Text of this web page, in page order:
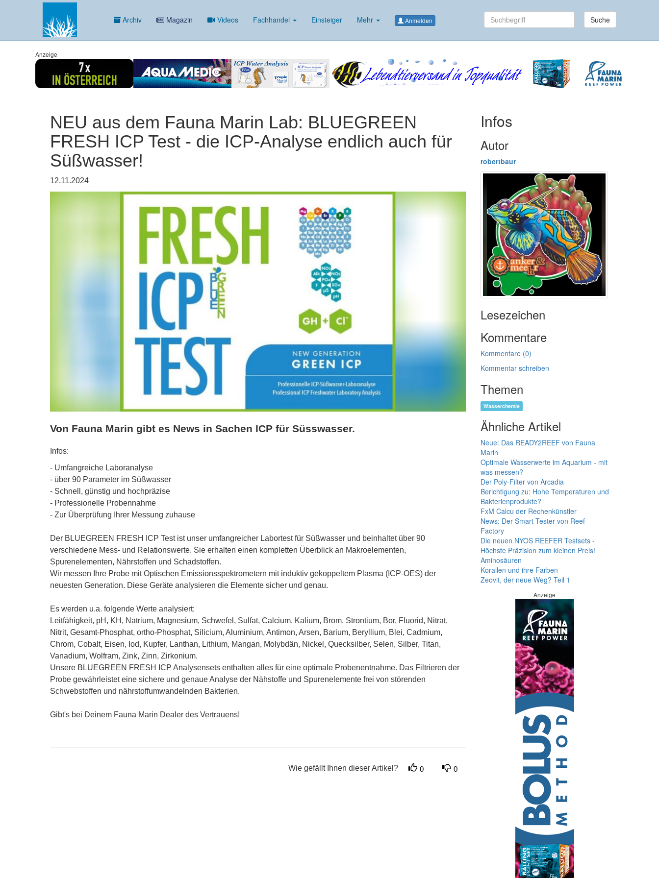
Archiv Magazin Videos Fachhandel Einsteiger Mehr Anmelden Suche
Anzeige
NEU aus dem Fauna Marin Lab: BLUEGREEN
FRESH ICP Test - die ICP-Analyse endlich auch für
Süßwasser!
12.11.2024
Von Fauna Marin gibt es News in Sachen ICP für Süsswasser.
Infos:
- Umfangreiche Laboranalyse
- über 90 Parameter im Süßwasser
- Schnell, günstig und hochpräzise
- Professionelle Probennahme
- Zur Überprüfung Ihrer Messung zuhause
Der BLUEGREEN FRESH ICP Test ist unser umfangreicher Labortest für Süßwasser und beinhaltet über 90
verschiedene Mess- und Relationswerte. Sie erhalten einen kompletten Überblick an Makroelementen,
Spurenelementen, Nährstoffen und Schadstoffen.
Wir messen Ihre Probe mit Optischen Emissionsspektrometern mit induktiv gekoppeltem Plasma (ICP-OES) der
neuesten Generation. Diese Geräte analysieren die Elemente sicher und genau.
Es werden u.a. folgende Werte analysiert:
Leitfähigkeit, pH, KH, Natrium, Magnesium, Schwefel, Sulfat, Calcium, Kalium, Brom, Strontium, Bor, Fluorid, Nitrat,
Nitrit, Gesamt-Phosphat, ortho-Phosphat, Silicium, Aluminium, Antimon, Arsen, Barium, Beryllium, Blei, Cadmium,
Chrom, Cobalt, Eisen, Iod, Kupfer, Lanthan, Lithium, Mangan, Molybdän, Nickel, Quecksilber, Selen, Silber, Titan,
Vanadium, Wolfram, Zink, Zinn, Zirkonium.
Unsere BLUEGREEN FRESH ICP Analysensets enthalten alles für eine optimale Probenentnahme. Das Filtrieren der
Probe gewährleistet eine sichere und genaue Analyse der Nähstoffe und Spurenelemente frei von störenden
Schwebstoffen und nährstoffumwandelnden Bakterien.
Gibt's bei Deinem Fauna Marin Dealer des Vertrauens!
Wie gefällt Ihnen dieser Artikel? 0 0
Infos
Autor
robertbaur
Lesezeichen
Kommentare
Kommentare (0)
Kommentar schreiben
Themen
Wasserchemie
Ähnliche Artikel
Neue: Das READY2REEF von Fauna
Marin
Optimale Wasserwerte im Aquarium - mit
was messen?
Der Poly-Filter von Arcadia
Berichtigung zu: Hohe Temperaturen und
Bakterienprodukte?
FxM Calcu der Rechenkünstler
News: Der Smart Tester von Reef
Factory
Die neuen NYOS REEFER Testsets -
Höchste Präzision zum kleinen Preis!
Aminosäuren
Korallen und ihre Farben
Zeovit, der neue Weg? Teil 1
Anzeige